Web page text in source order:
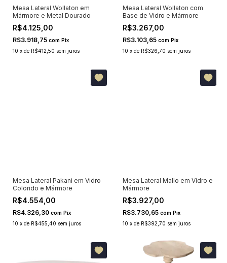
Mesa Lateral Wollaton em
Mármore e Metal Dourado
R$4.125,00
R$3.918,75 com Pix
10 x de R$412,50 sem juros
Mesa Lateral Wollaton com
Base de Vidro e Mármore
R$3.267,00
R$3.103,65 com Pix
10 x de R$326,70 sem juros
Mesa Lateral Pakani em Vidro
Colorido e Mármore
R$4.554,00
R$4.326,30 com Pix
10 x de R$455,40 sem juros
Mesa Lateral Mallo em Vidro e
Mármore
R$3.927,00
R$3.730,65 com Pix
10 x de R$392,70 sem juros